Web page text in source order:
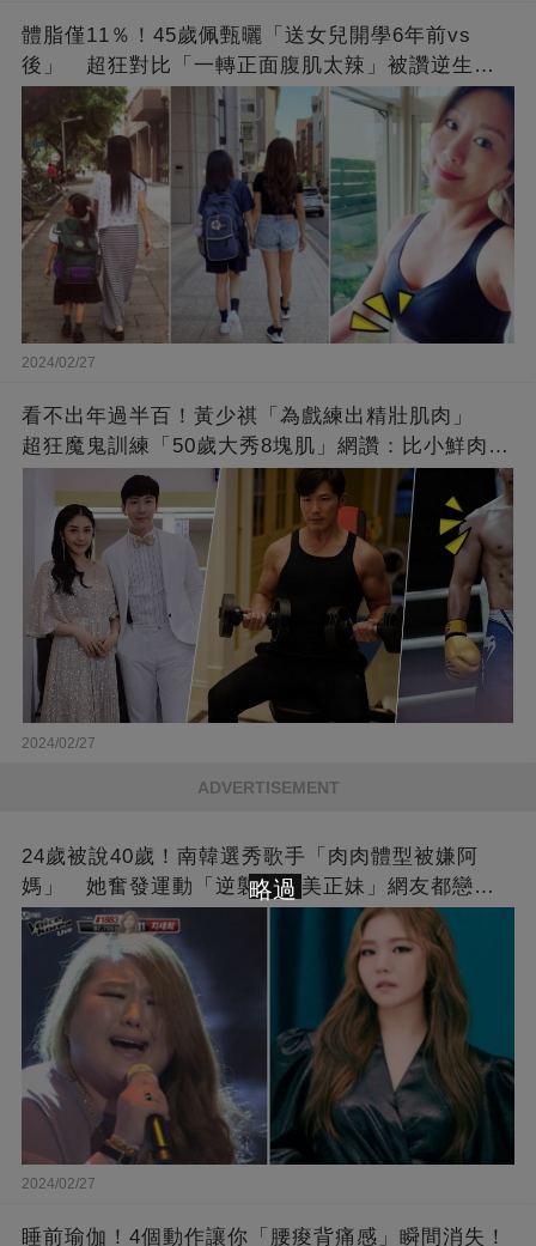
體脂僅11％！45歲佩甄曬「送女兒開學6年前vs
後」 超狂對比「一轉正面腹肌太辣」被讚逆生
長：媽媽變姊姊❤
2024/02/27
看不出年過半百！黃少祺「為戲練出精壯肌肉」
超狂魔鬼訓練「50歲大秀8塊肌」網讚：比小鮮肉猛
❤
2024/02/27
ADVERTISEMENT
24歲被說40歲！南韓選秀歌手「肉肉體型被嫌阿
媽」 她奮發運動「逆襲成甜美正妹」網友都戀愛
了❤
2024/02/27
睡前瑜伽！4個動作讓你「腰痠背痛感」瞬間消失！
略過